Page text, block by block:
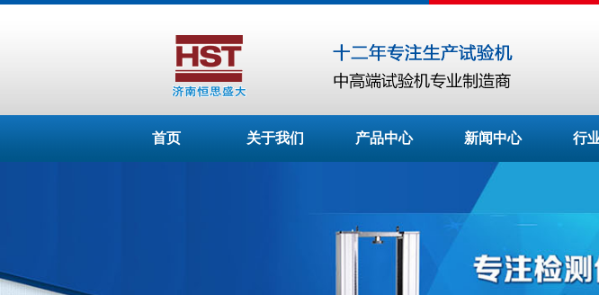
首页 关于我们 产品中心 新闻中心 行